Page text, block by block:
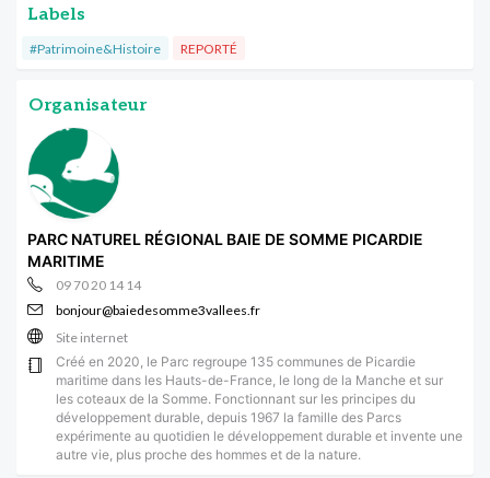
Labels
#Patrimoine&Histoire REPORTÉ
Organisateur
PARC NATUREL RÉGIONAL BAIE DE SOMME PICARDIE
MARITIME
09 70 20 14 14
bonjour@baiedesomme3vallees.fr
Site internet
Créé en 2020, le Parc regroupe 135 communes de Picardie
maritime dans les Hauts-de-France, le long de la Manche et sur
les coteaux de la Somme. Fonctionnant sur les principes du
développement durable, depuis 1967 la famille des Parcs
expérimente au quotidien le développement durable et invente une
autre vie, plus proche des hommes et de la nature.